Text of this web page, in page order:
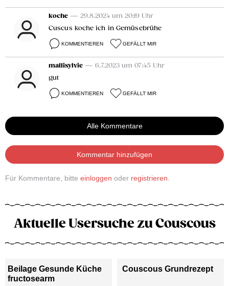
koche — 29.8.2024 um 20:19 Uhr
Cuscus koche ich in Gemüsebrühe
KOMMENTIEREN GEFÄLLT MIR
mallisylvie — 6.7.2023 um 07:45 Uhr
gut
KOMMENTIEREN GEFÄLLT MIR
Alle Kommentare
Kommentar hinzufügen
Für Kommentare, bitte einloggen oder registrieren
Aktuelle Usersuche zu Couscous
Beilage Gesunde Küche
fructosearm
Couscous Grundrezept